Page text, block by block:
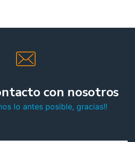
con nosotros
lo antes posible, gracias!!